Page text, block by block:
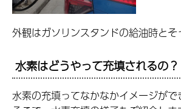
外観はガソリンスタンドの給油時とそ
水素はどうやって充填されるの？
水素の充填ってなかなかイメージがで